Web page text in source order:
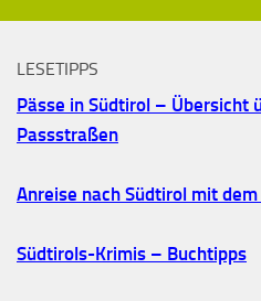
LESETIPPS
Pässe in Südtirol – Übersicht
Passstraßen
Anreise nach Südtirol mit
Südtirols-Krimis – Buchtipps